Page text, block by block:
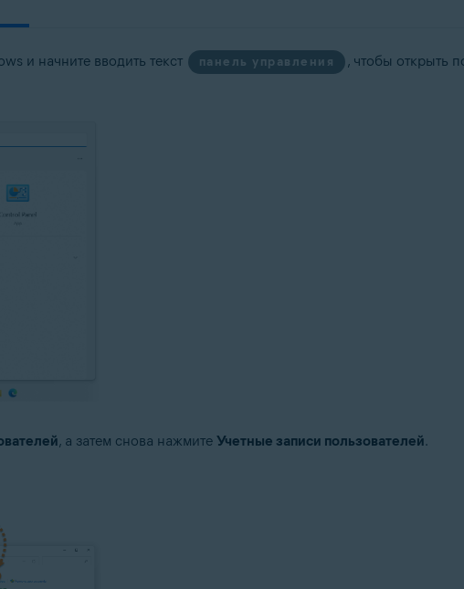
и начните вводить текст панель управления , чтобы открыть
, а затем снова нажмите Учетные записи пользователей.